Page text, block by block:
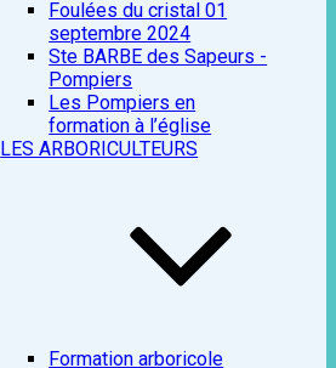
Foulées du cristal 01
septembre 2024
Ste BARBE des Sapeurs -
Pompiers
Les Pompiers en
formation à l’église
LES ARBORICULTEURS
Formation arboricole